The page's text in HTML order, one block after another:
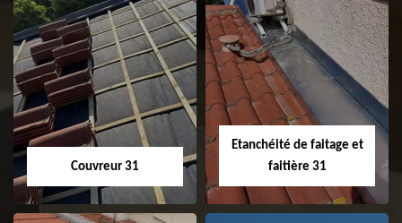
Couvreur 31
Etanchéité de faitage et
faitière 31